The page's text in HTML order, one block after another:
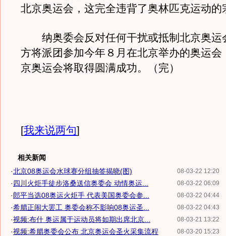
北京奥运会，这完全违背了奥林匹克运动的
纳奥委会反对任何干扰或抵制北京奥运
方将派团参加今年８月在北京举办的奥运会
京奥运会将取得圆满成功。（完）
[我来说两句]
相关新闻
08-03-22 12:20
·北京08奥运会水球赛分组抽签揭晓(图)
08-03-22 06:09
·四川火炬手徒步洛桑送信奥委会 动情奥运...
08-03-22 04:44
·郎平当选08奥运火炬手 代表美国奥委会参...
08-03-22 04:43
·希腊正闹大罢工 奥委会称不影响08奥运圣...
08-03-21 13:22
·视频:布什 奥运属于运动员将如期出席北京...
08-03-20 15:23
·视频:希腊奥委会公布 北京奥运会圣火采集流程